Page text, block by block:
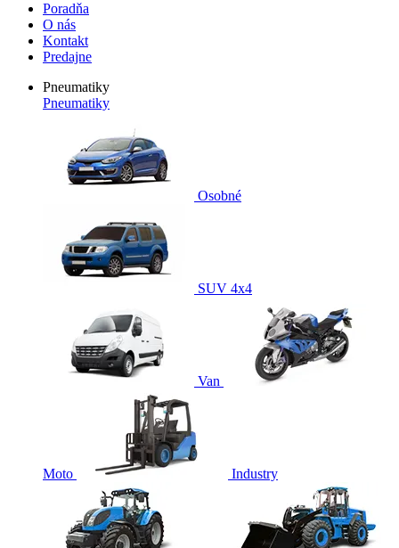
Poradňa
O nás
Kontakt
Predajne
Pneumatiky
Pneumatiky
Osobné
SUV 4x4
Van
Moto Industry